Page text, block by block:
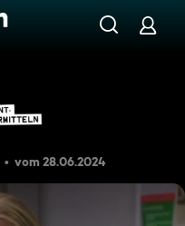
vom 28.06.2024